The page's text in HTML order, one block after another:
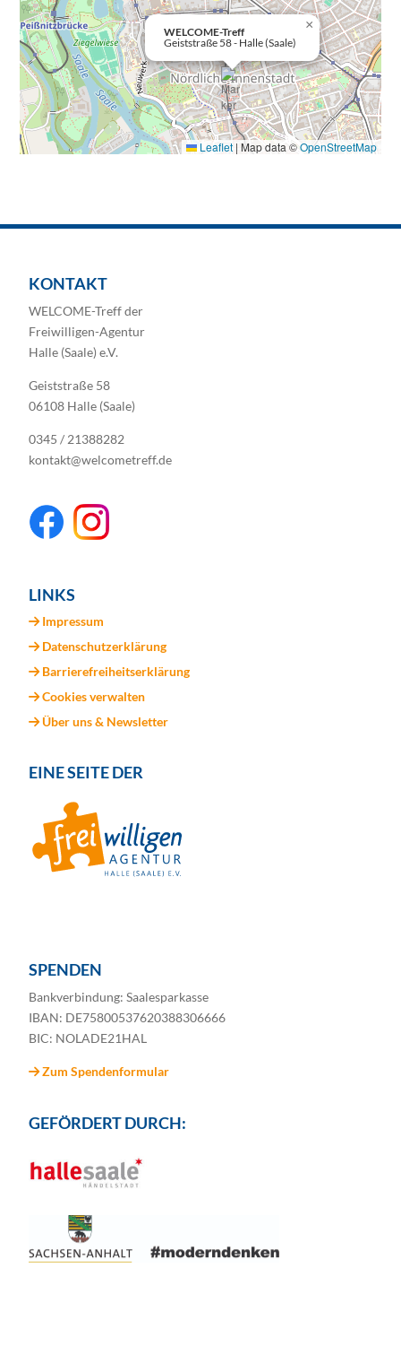
WELCOME-Treff
Geiststraße 58 - Halle (Saale)
×
Leaflet | Map data ©OpenStreetMap
KONTAKT
WELCOME-Treff der
Freiwilligen-Agentur
Halle (Saale) e.V.
Geiststraße 58
06108 Halle (Saale)
0345 / 21388282
kontakt@welcometreff.de
LINKS
Impressum
Datenschutzerklärung
Barrierefreiheitserklärung
Cookies verwalten
Über uns & Newsletter
EINE SEITE DER
SPENDEN
Bankverbindung: Saalesparkasse
IBAN: DE75800537620388306666
BIC: NOLADE21HAL
Zum Spendenformular
GEFÖRDERT DURCH: